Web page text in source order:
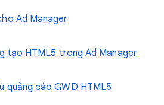
Ad Manager
tạo HTML5 trong Ad Manager
quảng cáo GWD HTML5